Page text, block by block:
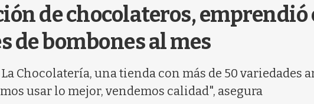
de chocolateros, emprendió
de bombones al mes
Chocolatería, una tienda con más de 50 variedades
usar lo mejor, vendemos calidad", asegura